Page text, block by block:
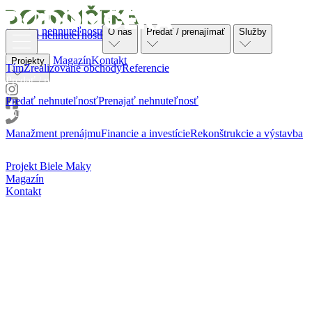
Ponuka nehnuteľností
TímZrealizované obchodyReferencie
Predať / prenajímať
Predať nehnuteľnosťPrenajať nehnuteľnosť
Služby
Manažment prenájmuFinancie a investícieRekonštrukcie a výstavba
Projekt Biele Maky
Magazín
Kontakt
Ponuka nehnuteľností O nás Predať / prenajímať Služby
Projekty MagazínKontakt